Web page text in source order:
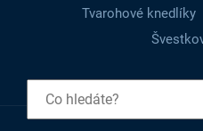
Tvarohové knedlíky